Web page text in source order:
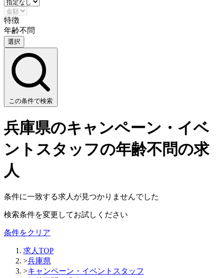
特徴
年齢不問
選択
この条件で検索
兵庫県のキャンペーン・イベ
ントスタッフの年齢不問の求
人
条件に一致する求人が見つかりませんでした
検索条件を変更してお試しください
条件をクリア
求人TOP
>兵庫県
>キャンペーン・イベントスタッフ